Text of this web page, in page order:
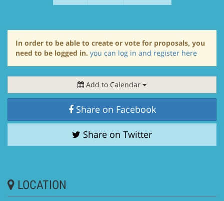
In order to be able to create or vote for proposals, you
need to be logged in. you can log in and register here
Add to Calendar
Share on Facebook
Share on Twitter
LOCATION